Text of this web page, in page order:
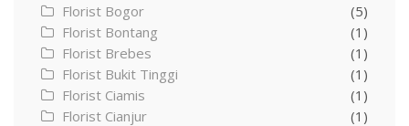
Florist Bogor
(5)
Florist Bontang
(1)
Florist Brebes
(1)
Florist Bukit Tinggi
(1)
Florist Ciamis
(1)
Florist Cianjur
(1)